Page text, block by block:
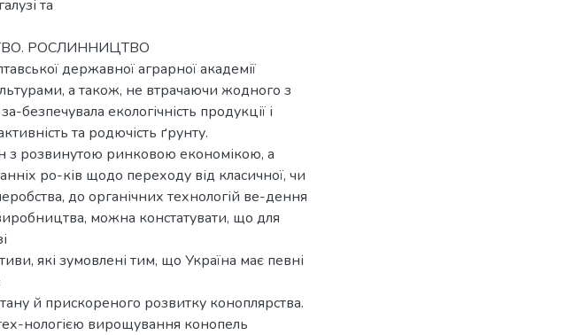
та
РОСЛИННИЦТВО
державної аграрної академії
а також, не втрачаючи жодного з
безпечувала екологічність продукції і
та родючість ґрунту.
з розвинутою ринковою економікою, а
ро-ків щодо переходу від класичної, чи
до органічних технологій ве-дення
можна констатувати, що для
які зумовлені тим, що Україна має певні
й прискореного розвитку коноплярства.
нологією вирощування конопель